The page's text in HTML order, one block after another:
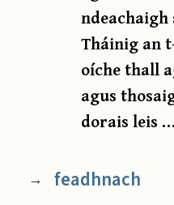
ndeachaigh
Tháinig an
oíche thall
agus
dorais leis …
→ feadhnach